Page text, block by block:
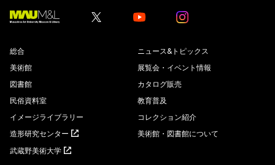
Youtube Youtube
総合
美術館
図書館
民俗資料室
イメージライブラリー
造形研究センター
武蔵野美術大学
ニュース&トピックス
展覧会・イベント情報
カタログ販売
教育普及
コレクション紹介
美術館・図書館について